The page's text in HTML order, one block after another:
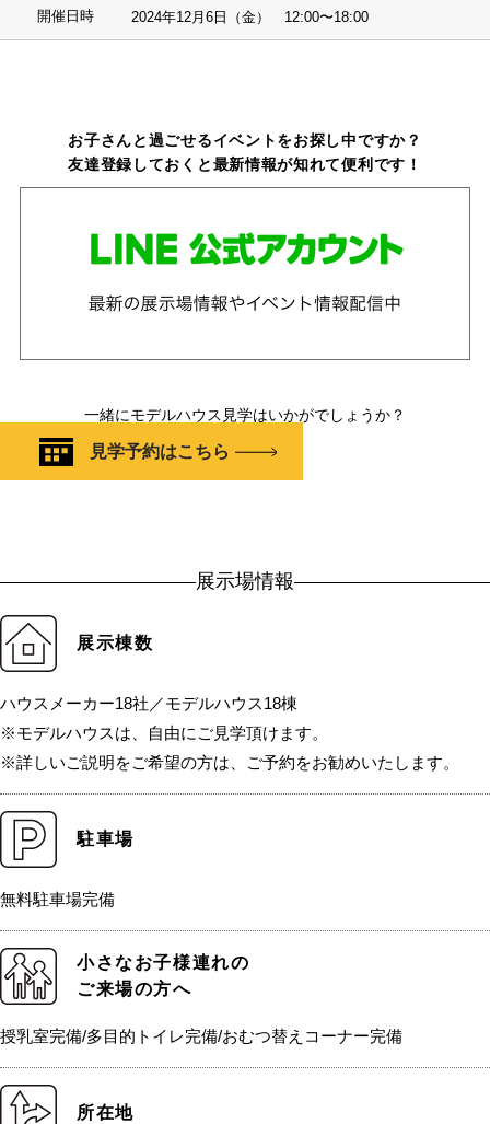
開催日時 2024年12月6日（金） 12:00〜18:00
お子さんと過ごせるイベントをお探し中ですか？
友達登録しておくと最新情報が知れて便利です！
一緒にモデルハウス見学はいかがでしょうか？
見学予約はこちら
展示場情報
展示棟数
ハウスメーカー18社／モデルハウス18棟
※モデルハウスは、自由にご見学頂けます。
※詳しいご説明をご希望の方は、ご予約をお勧めいたします。
駐車場
無料駐車場完備
小さなお子様連れの
ご来場の方へ
授乳室完備/多目的トイレ完備/おむつ替えコーナー完備
所在地